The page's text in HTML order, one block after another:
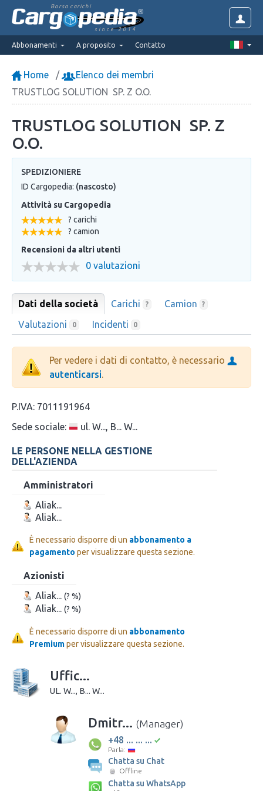
Borsa carichi
since 2014
Abbonamenti A proposito Contatto
Home
Elenco dei membri
TRUSTLOG SOLUTION SP. Z O.O.
TRUSTLOG SOLUTION SP. Z
O.O.
SPEDIZIONIERE
ID Cargopedia: (nascosto)
Attività su Cargopedia
? carichi
? camion
Recensioni da altri utenti
0 valutazioni
Dati della società Carichi ? Camion ?
Valutazioni 0 Incidenti 0
Per vedere i dati di contatto, è necessario
autenticarsi
P.IVA: 7011191964
Sede sociale:
ul. W..., B... W...
LE PERSONE NELLA GESTIONE
DELL'AZIENDA
Amministratori
Aliak...
Aliak...
È necessario disporre di un abbonamento a
pagamento per visualizzare questa sezione.
Azionisti
Aliak... (? %)
Aliak... (? %)
È necessario disporre di un abbonamento
Premiumper visualizzare questa sezione.
Uffic...
UL. W..., B... W...
Dmitr... (Manager)
+48 ... ... ...
Parla:
Chatta su Chat
Offline
Chatta su WhatsApp